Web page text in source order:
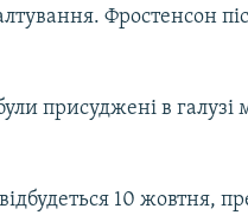
Фростенсон
присуджені в
10 жовтня,